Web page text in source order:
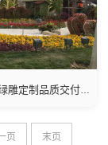
页 末页